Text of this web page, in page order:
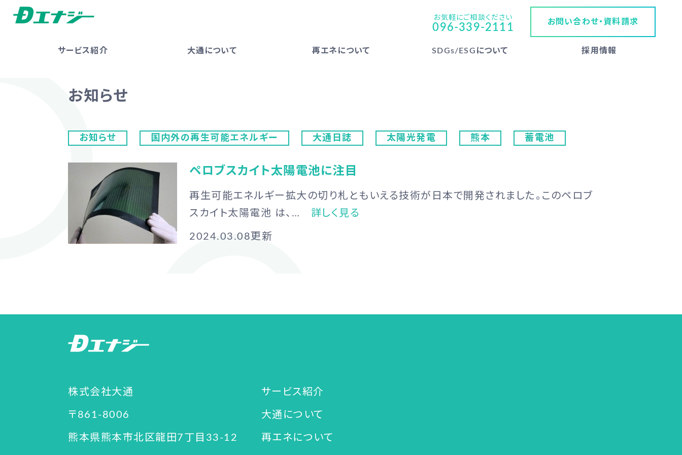
お気軽にご相談ください
096-339-2111 お問い合わせ・資料請求
サービス紹介 大通について 再エネについて SDGs/ESGについて 採用情報
お知らせ
お知らせ 国内外の再生可能エネルギー 大通日誌 太陽光発電 熊本 蓄電池
ペロブスカイト太陽電池に注目
再生可能エネルギー拡大の切り札ともいえる技術が日本で開発されました。このペロブ
スカイト太陽電池 は、…
詳しく見る
2024.03.08 更新
株式会社大通
〒861-8006
熊本県熊本市北区龍田7丁目33-12
サービス紹介
大通について
再エネについて